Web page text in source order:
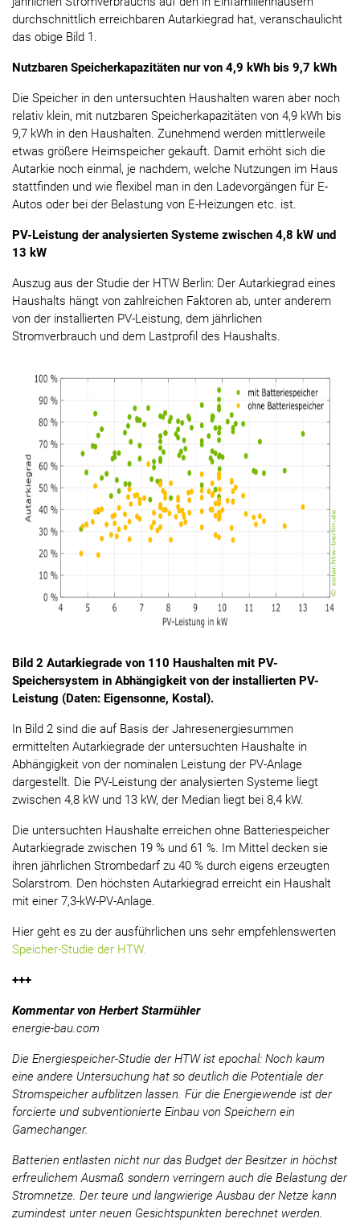
durchschnittlich erreichbaren Autarkiegrad hat, veranschaulicht
das obige Bild 1.
Nutzbaren Speicherkapazitäten nur von 4,9 kWh bis 9,7 kWh
Die Speicher in den untersuchten Haushalten waren aber noch
relativ klein, mit nutzbaren Speicherkapazitäten von 4,9 kWh bis
9,7 kWh in den Haushalten. Zunehmend werden mittlerweile
etwas größere Heimspeicher gekauft. Damit erhöht sich die
Autarkie noch einmal, je nachdem, welche Nutzungen im Haus
stattfinden und wie flexibel man in den Ladevorgängen für E-
Autos oder bei der Belastung von E-Heizungen etc. ist.
PV-Leistung der analysierten Systeme zwischen 4,8 kW und
13 kW
Auszug aus der Studie der HTW Berlin: Der Autarkiegrad eines
Haushalts hängt von zahlreichen Faktoren ab, unter anderem
von der installierten PV-Leistung, dem jährlichen
Stromverbrauch und dem Lastprofil des Haushalts.
Bild 2 Autarkiegrade von 110 Haushalten mit PV-
Speichersystem in Abhängigkeit von der installierten PV-
Leistung (Daten: Eigensonne, Kostal).
In Bild 2 sind die auf Basis der Jahresenergiesummen
ermittelten Autarkiegrade der untersuchten Haushalte in
Abhängigkeit von der nominalen Leistung der PV-Anlage
dargestellt. Die PV-Leistung der analysierten Systeme liegt
zwischen 4,8 kW und 13 kW, der Median liegt bei 8,4 kW.
Die untersuchten Haushalte erreichen ohne Batteriespeicher
Autarkiegrade zwischen 19 % und 61 %. Im Mittel decken sie
ihren jährlichen Strombedarf zu 40 % durch eigens erzeugten
Solarstrom. Den höchsten Autarkiegrad erreicht ein Haushalt
mit einer 7,3-kW-PV-Anlage.
Hier geht es zu der ausführlichen uns sehr empfehlenswerten
Speicher-Studie der HTW.
+++
Kommentar von Herbert Starmühler
energie-bau.com
Die Energiespeicher-Studie der HTW ist epochal: Noch kaum
eine andere Untersuchung hat so deutlich die Potentiale der
Stromspeicher aufblitzen lassen. Für die Energiewende ist der
forcierte und subventionierte Einbau von Speichern ein
Gamechanger.
Batterien entlasten nicht nur das Budget der Besitzer in höchst
erfreulichem Ausmaß sondern verringern auch die Belastung der
Stromnetze. Der teure und langwierige Ausbau der Netze kann
zumindest unter neuen Gesichtspunkten berechnet werden.